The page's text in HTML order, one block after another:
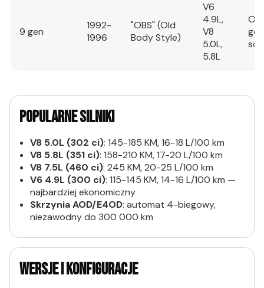
9 gen
1992-
1996
"OBS" (Old
Body Style)
V6
4.9L,
V8
5.0L,
5.8L
POPULARNE SILNIKI
V8 5.0L (302 ci): 145-185 KM, 16-18 L/100 km
V8 5.8L (351 ci): 158-210 KM, 17-20 L/100 km
V8 7.5L (460 ci): 245 KM, 20-25 L/100 km
V6 4.9L (300 ci): 115-145 KM, 14-16 L/100 km —
najbardziej ekonomiczny
Skrzynia AOD/E4OD: automat 4-biegowy,
niezawodny do 300 000 km
WERSJE I KONFIGURACJE